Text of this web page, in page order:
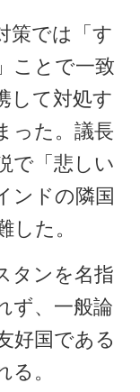
策では「す
ことで一致
して対処す
った。議長
で「悲しい
ンドの隣国
した。
タンを名指
ず、一般論
好国である
。